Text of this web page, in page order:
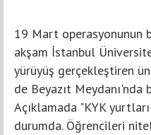
19 Mart operasyonunun
akşam İstanbul
yürüyüş gerçekleştiren
de Beyazıt Meydanı'nda
Açıklamada "KYK
durumda. Öğrencileri